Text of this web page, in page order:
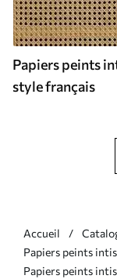
Papiers peints
style français
Accueil
Papiers peints
Papiers peints